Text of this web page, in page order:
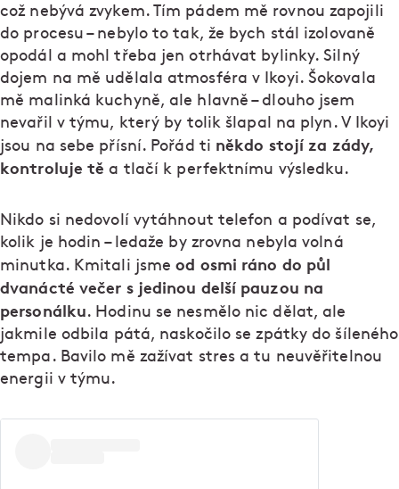
což nebývá zvykem. Tím pádem mě rovnou zapojili
do procesu – nebylo to tak, že bych stál izolovaně
opodál a mohl třeba jen otrhávat bylinky. Silný
dojem na mě udělala atmosféra v Ikoyi. Šokovala
mě malinká kuchyně, ale hlavně – dlouho jsem
nevařil v týmu, který by tolik šlapal na plyn. V Ikoyi
jsou na sebe přísní. Pořád ti někdo stojí za zády,
kontroluje tě a tlačí k perfektnímu výsledku.
Nikdo si nedovolí vytáhnout telefon a podívat se,
kolik je hodin – ledaže by zrovna nebyla volná
minutka. Kmitali jsmeod osmi ráno do půl
dvanácté večer s jedinou delší pauzou na
personálku. Hodinu se nesmělo nic dělat, ale
jakmile odbila pátá, naskočilo se zpátky do šíleného
tempa. Bavilo mě zažívat stres a tu neuvěřitelnou
energii v týmu.